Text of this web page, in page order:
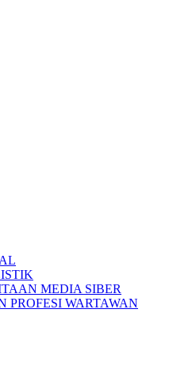
MEDIA SIBER
PROFESI WARTAWAN